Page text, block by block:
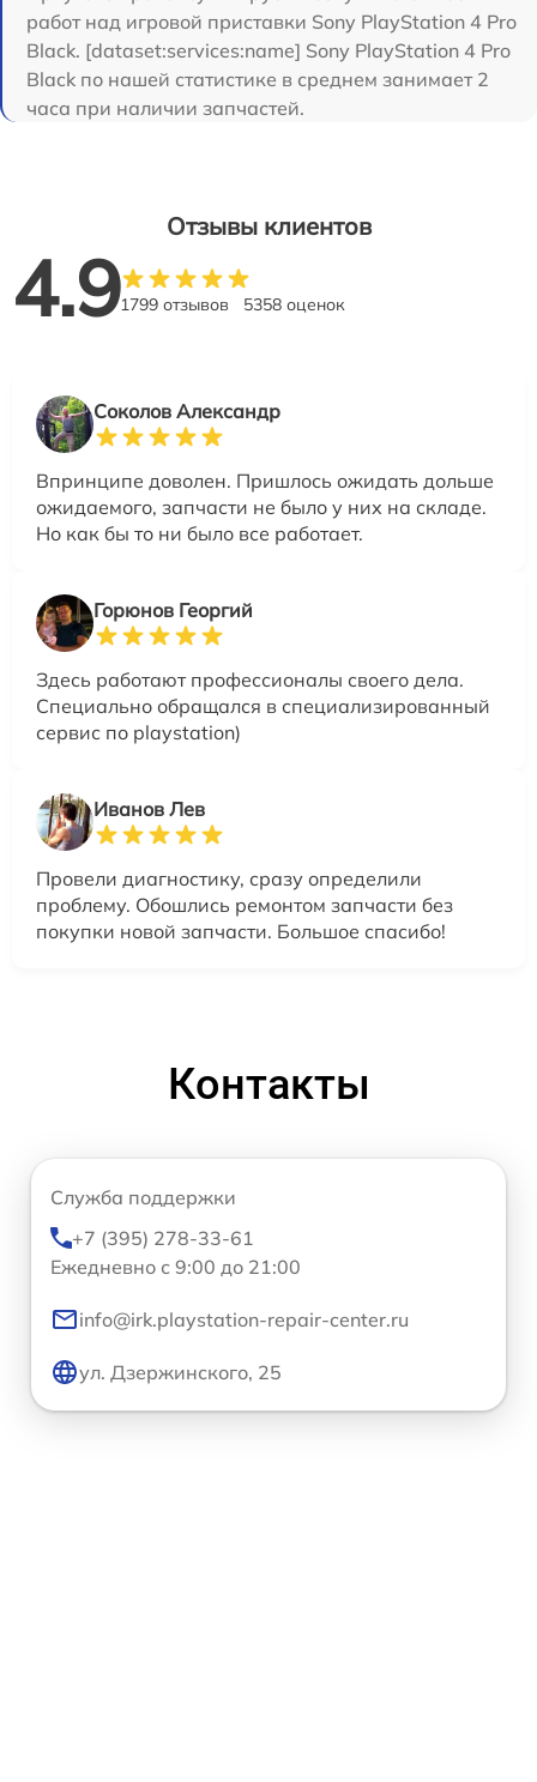
работ над игровой приставки Sony PlayStation 4 Pro
Black. [dataset:services:name] Sony PlayStation 4 Pro
Black по нашей статистике в среднем занимает 2
часа при наличии запчастей.
Отзывы клиентов
4.91799 отзывов 5358 оценок
Соколов Александр
Впринципе доволен. Пришлось ожидать дольше
ожидаемого, запчасти не было у них на складе.
Но как бы то ни было все работает.
Горюнов Георгий
Здесь работают профессионалы своего дела.
Специально обращался в специализированный
сервис по playstation)
Иванов Лев
Провели диагностику, сразу определили
проблему. Обошлись ремонтом запчасти без
покупки новой запчасти. Большое спасибо!
Контакты
Служба поддержки
+7 (395) 278-33-61
Ежедневно с 9:00 до 21:00
info@irk.playstation-repair-center.ru
ул. Дзержинского, 25